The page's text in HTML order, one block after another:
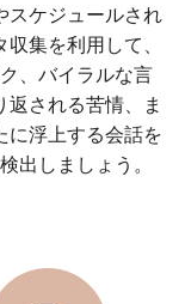
スケジュールされ
収集を利用して、
、バイラルな言
返される苦情、ま
に浮上する会話を
出しましょう。